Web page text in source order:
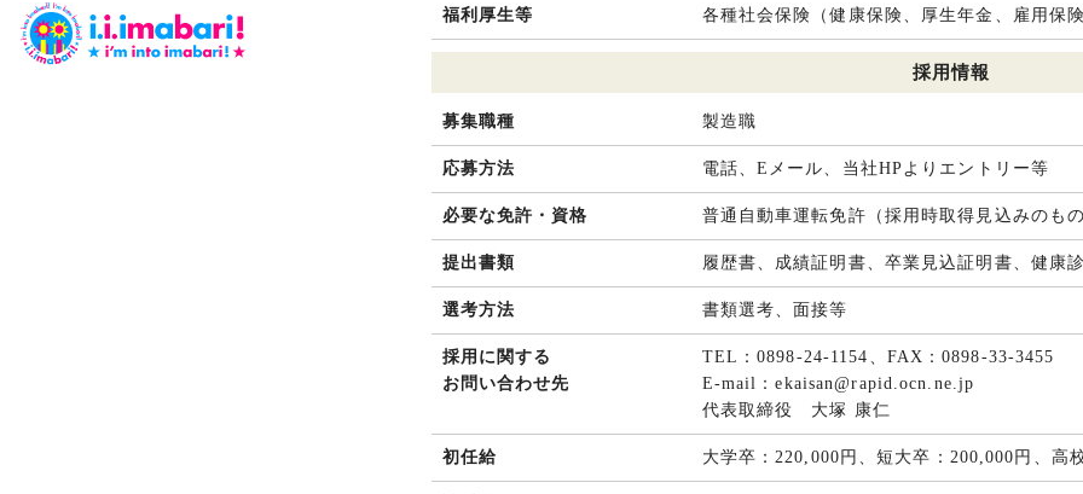
福利厚生等 各種社会保険（健康保険、厚生年金、雇用保
採用情報
募集職種 製造職
応募方法 電話、Eメール、当社HPよりエントリー等
必要な免許・資格 普通自動車運転免許（採用時取得見込みのも
提出書類 履歴書、成績証明書、卒業見込証明書、健康
選考方法 書類選考、面接等
採用に関する
お問い合わせ先
TEL：0898-24-1154、FAX：0898-33-3455
E-mail：ekaisan@rapid.ocn.ne.jp
代表取締役 大塚 康仁
初任給 大学卒：220,000円、短大卒：200,000円、高